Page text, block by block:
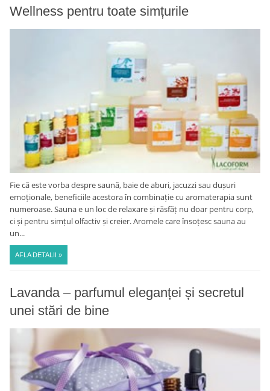
Wellness pentru toate simțurile
Fie că este vorba despre saună, baie de aburi, jacuzzi sau dușuri
emoționale, beneficiile acestora în combinație cu aromaterapia sunt
numeroase. Sauna e un loc de relaxare și răsfăț nu doar pentru corp,
ci și pentru simțul olfactiv și creier. Aromele care însoțesc sauna au
un...
AFLA DETALII »
Lavanda – parfumul eleganței și secretul
unei stări de bine